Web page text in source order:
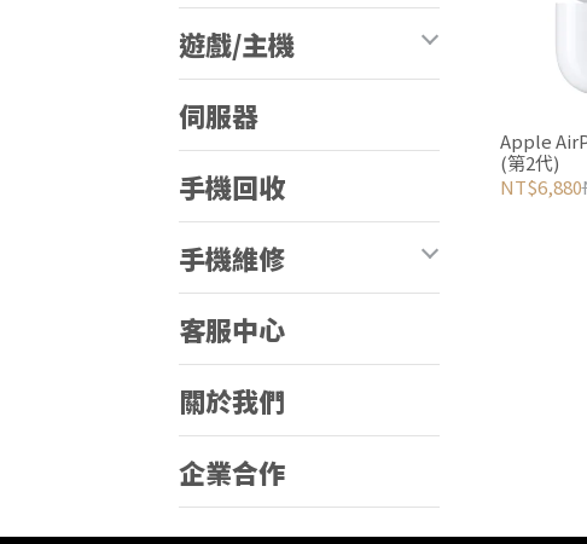
遊戲/主機
伺服器
手機回收
手機維修
客服中心
關於我們
企業合作
Apple
(第2代)
NT$6,880